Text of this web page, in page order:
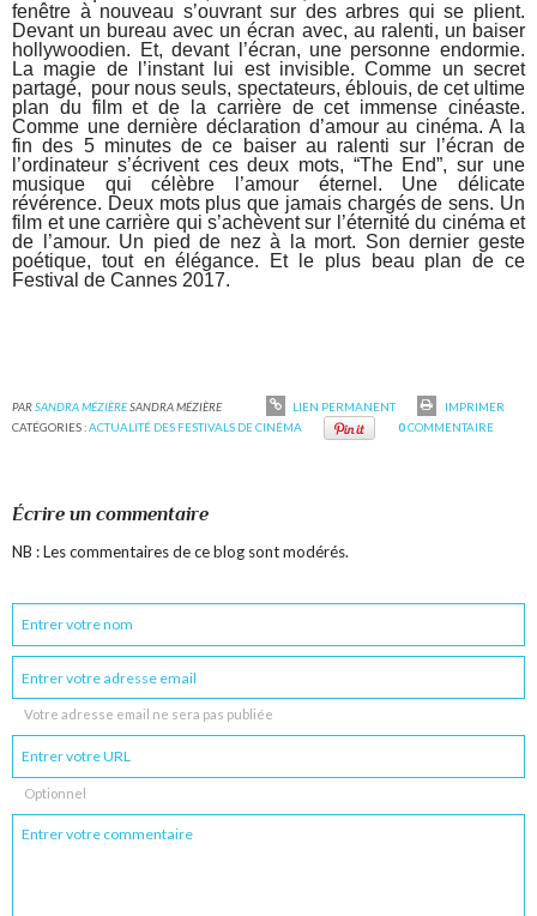
fenêtre à nouveau s’ouvrant sur des arbres qui se plient.
Devant un bureau avec un écran avec, au ralenti, un baiser
hollywoodien. Et, devant l’écran, une personne endormie.
La magie de l’instant lui est invisible. Comme un secret
partagé, pour nous seuls, spectateurs, éblouis, de cet ultime
plan du film et de la carrière de cet immense cinéaste.
Comme une dernière déclaration d’amour au cinéma. A la
fin des 5 minutes de ce baiser au ralenti sur l’écran de
l’ordinateur s’écrivent ces deux mots, “The End”, sur une
musique qui célèbre l’amour éternel. Une délicate
révérence. Deux mots plus que jamais chargés de sens. Un
film et une carrière qui s’achèvent sur l’éternité du cinéma et
de l’amour. Un pied de nez à la mort. Son dernier geste
poétique, tout en élégance. Et le plus beau plan de ce
Festival de Cannes 2017.
PARSANDRA MÉZIÈRESANDRA MÉZIÈRE LIEN PERMANENT
IMPRIMER
CATÉGORIES :ACTUALITÉ DES FESTIVALS DE CINÉMA 0COMMENTAIRE
Écrire un commentaire
NB : Les commentaires de ce blog sont modérés.
Votre adresse email ne sera pas publiée
Optionnel